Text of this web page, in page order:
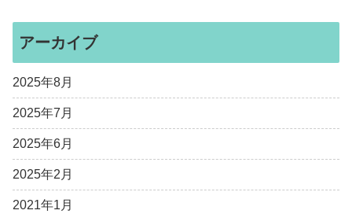
アーカイブ
2025年8月
2025年7月
2025年6月
2025年2月
2021年1月